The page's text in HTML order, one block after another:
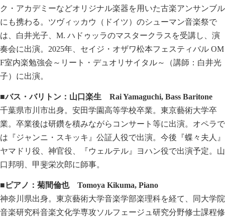
ク・アカデミーなどオリジナル楽器を用いた古楽アンサンブル
にも携わる。ツヴィッカウ（ドイツ）のシューマン音楽祭で
は、白井光子、M. ハドゥッラのマスタークラスを受講し、演
奏会に出演。2025年、セイジ・オザワ松本フェスティバル OM
F室内楽勉強会～リート・デュオリサイタル～（講師：白井光
子）に出演。
■バス・バリトン：山口楽生 Rai Yamaguchi, Bass Baritone
千葉県市川市出身。安田学園高等学校卒業。東京藝術大学卒
業。卒業後は研鑽を積みながらコンサート等に出演。オペラで
は『ジャンニ・スキッキ』公証人役で出演。今後『蝶々夫人』
ヤマドリ役、神官役、『ウェルテル』ヨハン役で出演予定。山
口邦明、甲斐栄次郎に師事。
■ピアノ：菊間倫也 Tomoya Kikuma, Piano
神奈川県出身。東京藝術大学音楽学部楽理科を経て、同大学院
音楽研究科音楽文化学専攻ソルフェージュ研究分野修士課程修